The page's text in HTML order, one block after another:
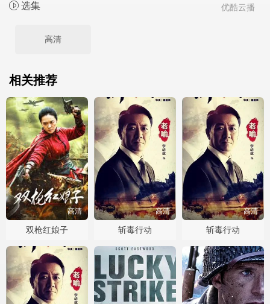
优酷云播
选集
高清
相关推荐
高清
双枪红娘子
高清
斩毒行动
高清
斩毒行动